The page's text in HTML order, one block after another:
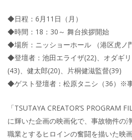
◆日程：6月11日（月）
◆時間：18：30～ 舞台挨拶開始
◆場所：ニッショーホール （港区虎ノ
◆登壇者：池田エライザ(22)、オダギ
(43)、健太郎(20)、片桐健滋監督
◆ゲスト登壇者：松原タニシ（36）※
「TSUTAYA CREATOR’S PROGRAM
に輝いた企画の映画化で、事故物件の
職業とするヒロインの奮闘を描いた映